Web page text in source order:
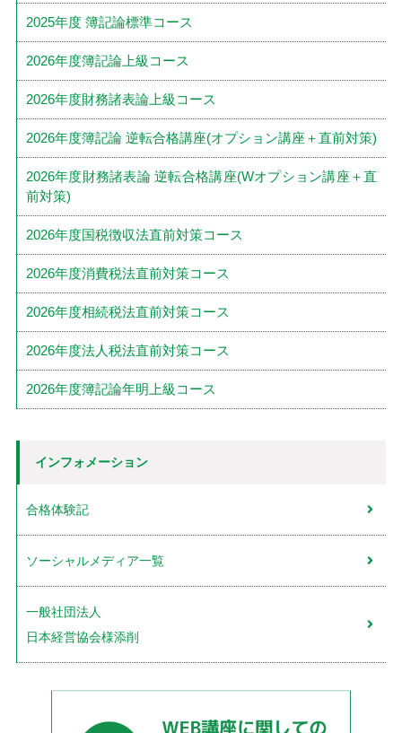
2025年度 簿記論標準コース
2026年度簿記論上級コース
2026年度財務諸表論上級コース
2026年度簿記論 逆転合格講座(オプション講座＋直前対策)
2026年度財務諸表論 逆転合格講座(Wオプション講座＋直
前対策)
2026年度国税徴収法直前対策コース
2026年度消費税法直前対策コース
2026年度相続税法直前対策コース
2026年度法人税法直前対策コース
2026年度簿記論年明上級コース
インフォメーション
合格体験記
ソーシャルメディア一覧
一般社団法人
日本経営協会様添削